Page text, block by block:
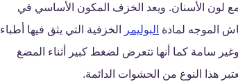
لون الأسنان. ويعد الخزف المكون الأساسي في
الموجه لمادة البوليمر
الخزفية التي يثق فيها أطباء
سامة كما أنها تتعرض لضغط كبير أثناء المضغ
هذا النوع من الحشوات الدائمة.